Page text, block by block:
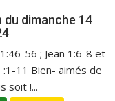
dimanche 14
56 ; Jean 1:6-8 et
:1-11 Bien- aimés de
soit !...